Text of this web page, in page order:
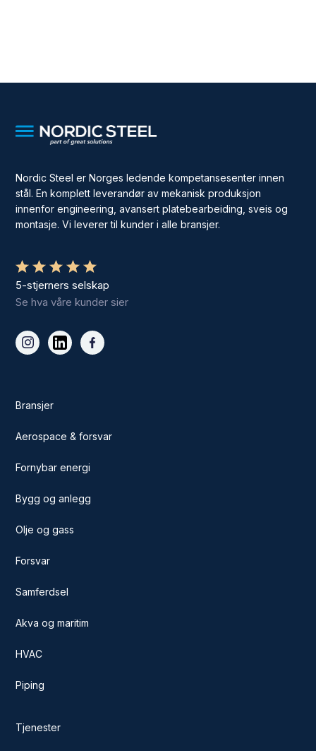
Nordic Steel er Norges ledende kompetansesenter innen
stål. En komplett leverandør av mekanisk produksjon
innenfor engineering, avansert platebearbeiding, sveis og
montasje. Vi leverer til kunder i alle bransjer.
5-stjerners selskap
Se hva våre kunder sier
Bransjer
Aerospace & forsvar
Fornybar energi
Bygg og anlegg
Olje og gass
Forsvar
Samferdsel
Akva og maritim
HVAC
Piping
Tjenester